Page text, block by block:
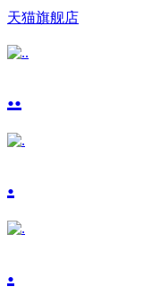
天猫旗舰店
..
.
.